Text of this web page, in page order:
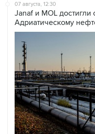
07 августа, 12:30
Janaf и MOL
Адриатическому